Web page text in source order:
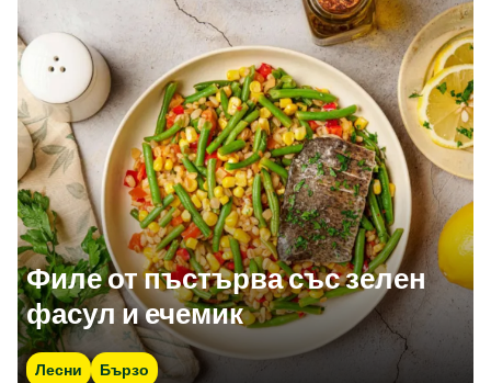
Филе от пъстърва със зелен
фасул и ечемик
Лесни Бързо